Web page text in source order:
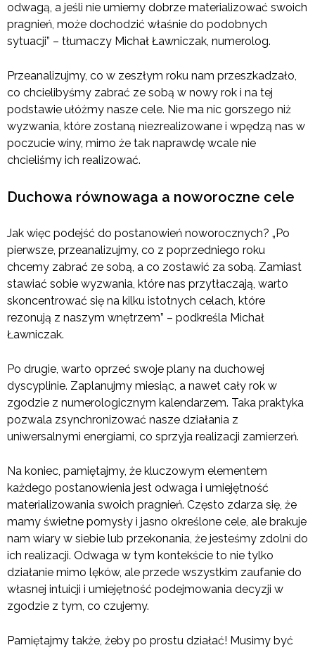
odwagą, a jeśli nie umiemy dobrze materializować swoich
pragnień, może dochodzić właśnie do podobnych
sytuacji” – tłumaczy Michał Ławniczak, numerolog.
Przeanalizujmy, co w zeszłym roku nam przeszkadzało,
co chcielibyśmy zabrać ze sobą w nowy rok i na tej
podstawie ułóżmy nasze cele. Nie ma nic gorszego niż
wyzwania, które zostaną niezrealizowane i wpędzą nas w
poczucie winy, mimo że tak naprawdę wcale nie
chcieliśmy ich realizować.
Duchowa równowaga a noworoczne cele
Jak więc podejść do postanowień noworocznych? „Po
pierwsze, przeanalizujmy, co z poprzedniego roku
chcemy zabrać ze sobą, a co zostawić za sobą. Zamiast
stawiać sobie wyzwania, które nas przytłaczają, warto
skoncentrować się na kilku istotnych celach, które
rezonują z naszym wnętrzem” – podkreśla Michał
Ławniczak.
Po drugie, warto oprzeć swoje plany na duchowej
dyscyplinie. Zaplanujmy miesiąc, a nawet cały rok w
zgodzie z numerologicznym kalendarzem. Taka praktyka
pozwala zsynchronizować nasze działania z
uniwersalnymi energiami, co sprzyja realizacji zamierzeń.
Na koniec, pamiętajmy, że kluczowym elementem
każdego postanowienia jest odwaga i umiejętność
materializowania swoich pragnień. Często zdarza się, że
mamy świetne pomysły i jasno określone cele, ale brakuje
nam wiary w siebie lub przekonania, że jesteśmy zdolni do
ich realizacji. Odwaga w tym kontekście to nie tylko
działanie mimo lęków, ale przede wszystkim zaufanie do
własnej intuicji i umiejętność podejmowania decyzji w
zgodzie z tym, co czujemy.
Pamiętajmy także, żeby po prostu działać! Musimy być